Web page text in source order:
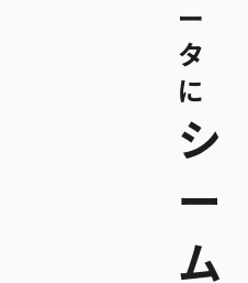
ー
タ
に
シ
ー
ム